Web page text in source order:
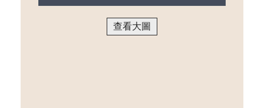
查看大圖